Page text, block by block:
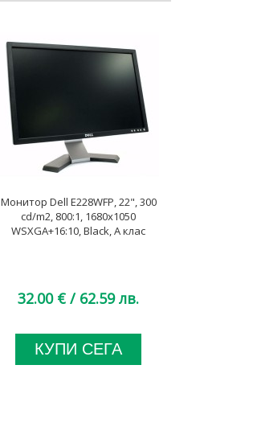
Монитор Dell E228WFP, 22", 300
cd/m2, 800:1, 1680x1050
WSXGA+16:10, Black, A клас
32.00 € / 62.59 лв.
КУПИ СЕГА